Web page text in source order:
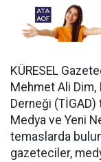
KÜRESEL
Mehmet Ali
Derneği
Medya ve Yeni
temaslarda
gazeteciler,